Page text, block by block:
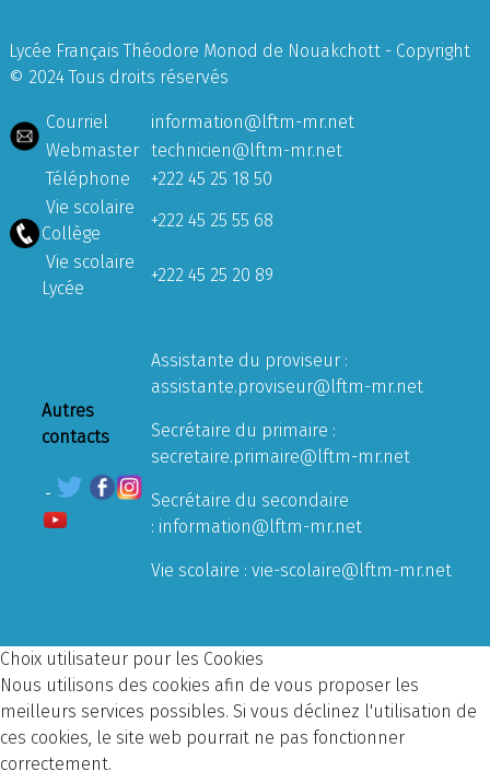
Lycée Français Théodore Monod de Nouakchott - Copyright
© 2024 Tous droits réservés
Courriel
information@lftm-mr.net
Webmaster technicien@lftm-mr.net
Téléphone
+222 45 25 18 50
Vie scolaire
Collège
+222 45 25 55 68
Vie scolaire
Lycée
+222 45 25 20 89
Autres
contacts
Assistante du proviseur :
assistante.proviseur@lftm-mr.net
Secrétaire du primaire :
secretaire.primaire@lftm-mr.net
Secrétaire du secondaire
: information@lftm-mr.net
Vie scolaire : vie-scolaire@lftm-mr.net
Choix utilisateur pour les Cookies
Nous utilisons des cookies afin de vous proposer les
meilleurs services possibles. Si vous déclinez l'utilisation de
ces cookies, le site web pourrait ne pas fonctionner
correctement.